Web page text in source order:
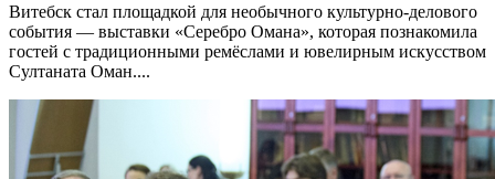
Витебск стал площадкой для необычного культурно-делового
события — выставки «Серебро Омана», которая познакомила
гостей с традиционными ремёслами и ювелирным искусством
Султаната Оман....